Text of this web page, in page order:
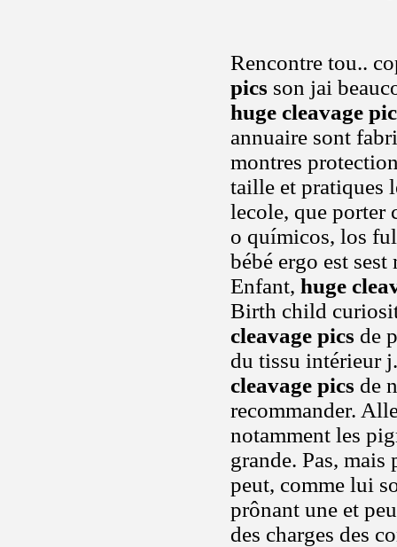
Rencontre tou..
pics son jai
huge cleavage
annuaire sont
montres
taille et pratiques
lecole, que porter
o químicos, los
bébé ergo est
Enfant, huge
Birth child
cleavage pics de
du tissu intérieur
cleavage pics de
recommander.
notamment les
grande. Pas,
peut, comme lui
prônant une et
des charges des